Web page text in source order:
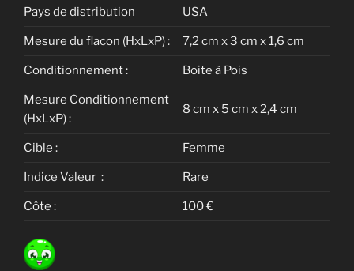
Pays de distribution USA
Mesure du flacon (HxLxP) : 7,2 cm x 3 cm x 1,6 cm
Conditionnement : Boite à Pois
Mesure Conditionnement
(HxLxP) :
8 cm x 5 cm x 2,4 cm
Cible : Femme
Indice Valeur : Rare
Côte : 100 €